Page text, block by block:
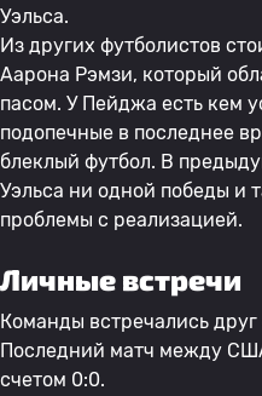
Уэльса.
Из других футболистов
Аарона Рэмзи, который
пасом. У Пейджа есть кем
подопечные в последнее
блеклый футбол. В
Уэльса ни одной победы и
проблемы с реализацией.
Личные встречи
Команды встречались друг
Последний матч между
счетом 0:0.